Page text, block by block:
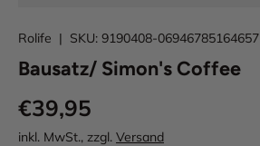
Rolife | SKU: 9190408-06946785164657
Bausatz/ Simon's Coffee
€39,95
inkl. MwSt., zzgl. Versand